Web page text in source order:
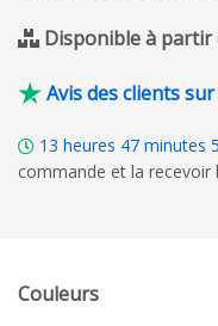
Disponible à partir
Avis des clients
13 heures 47 minutes
commande et la recevoir
Couleurs